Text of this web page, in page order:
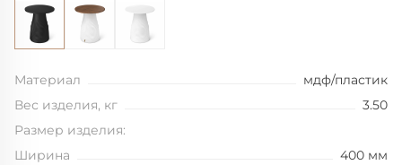
Материал
мдф/пластик
Вес изделия, кг
3.50
Размер изделия:
Ширина
400 мм